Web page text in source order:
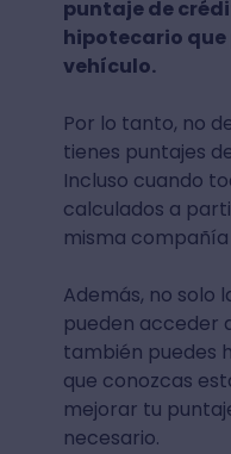
puntaje de
hipotecario
vehículo.
Por lo tanto, no
tienes puntajes
Incluso cuando
calculados a
misma
Además, no solo
pueden acceder
también puedes
que conozcas
mejorar tu
necesario.